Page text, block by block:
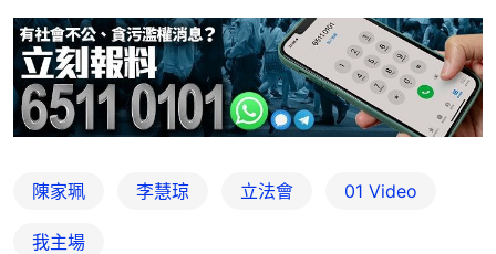
陳家珮 李慧琼 立法會 01 Video
我主場